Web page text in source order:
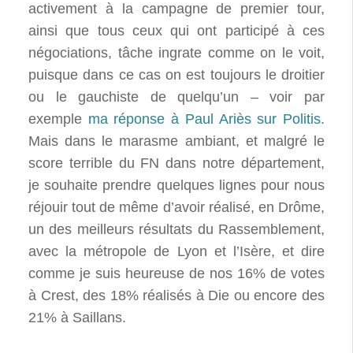
activement à la campagne de premier tour,
ainsi que tous ceux qui ont participé à ces
négociations, tâche ingrate comme on le voit,
puisque dans ce cas on est toujours le droitier
ou le gauchiste de quelqu’un – voir par
exemple ma réponse à Paul Ariès sur Politis.
Mais dans le marasme ambiant, et malgré le
score terrible du FN dans notre département,
je souhaite prendre quelques lignes pour nous
réjouir tout de même d’avoir réalisé, en Drôme,
un des meilleurs résultats du Rassemblement,
avec la métropole de Lyon et l’Isère, et dire
comme je suis heureuse de nos 16% de votes
à Crest, des 18% réalisés à Die ou encore des
21% à Saillans.